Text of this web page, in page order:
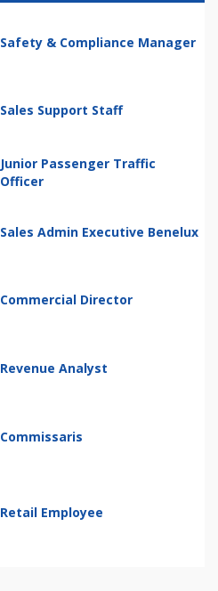
Safety & Compliance Manager
Sales Support Staff
Junior Passenger Traffic
Officer
Sales Admin Executive Benelux
Commercial Director
Revenue Analyst
Commissaris
Retail Employee